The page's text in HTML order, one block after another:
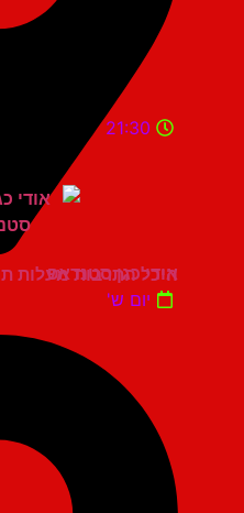
היכל התרבות מעלות תרשיחא
21:30
אודי כגן סטנדאפ
יום ש'